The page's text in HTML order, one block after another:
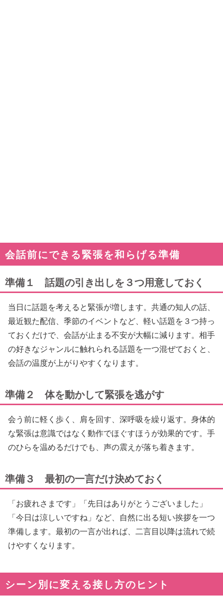
会話前にできる緊張を和らげる準備
準備１ 話題の引き出しを３つ用意しておく
当日に話題を考えると緊張が増します。共通の知人の話、
最近観た配信、季節のイベントなど、軽い話題を３つ持っ
ておくだけで、会話が止まる不安が大幅に減ります。相手
の好きなジャンルに触れられる話題を一つ混ぜておくと、
会話の温度が上がりやすくなります。
準備２ 体を動かして緊張を逃がす
会う前に軽く歩く、肩を回す、深呼吸を繰り返す。身体的
な緊張は意識ではなく動作でほぐすほうが効果的です。手
のひらを温めるだけでも、声の震えが落ち着きます。
準備３ 最初の一言だけ決めておく
「お疲れさまです」「先日はありがとうございました」
「今日は涼しいですね」など、自然に出る短い挨拶を一つ
準備します。最初の一言が出れば、二言目以降は流れで続
けやすくなります。
シーン別に変える接し方のヒント